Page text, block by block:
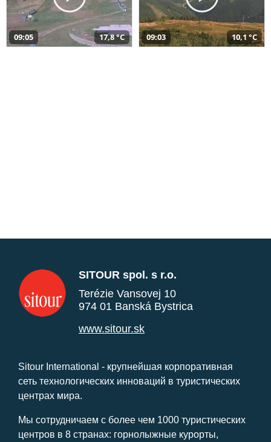
09:05 17,8 °C 09:03 10,1 °C
SITOUR spol. s r.o.
Terézie Vansovej 10
974 01 Banská Bystrica
www.sitour.sk
Sitour International - крупнейшая корпоративная
сеть технологических инноваций в туристических
центрах мира.
Мы сотрудничаем с более чем 1000 туристических
центров в 8 странах: горнолыжные курорты,